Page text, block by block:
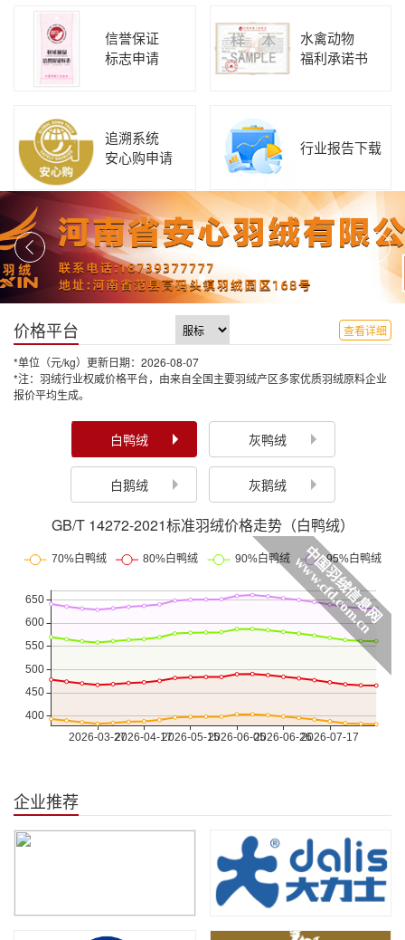
信誉保证
标志申请
水禽动物
福利承诺书
追溯系统
安心购申请
行业报告下载
价格平台 查看详细
*单位（元/kg）更新日期：2026-08-07
*注：羽绒行业权威价格平台，由来自全国主要羽绒产区多家优质羽绒原料企业
报价平均生成。
白鸭绒 灰鸭绒
白鹅绒 灰鹅绒
GB/T 14272-2021标准羽绒价格走势（白鸭绒）
企业推荐